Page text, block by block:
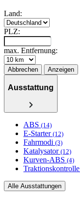
Land:
PLZ:
max. Entfernung:
Abbrechen Anzeigen
Ausstattung
ABS (14)
E-Starter (12)
Fahrmodi (3)
Katalysator (12)
Kurven-ABS (4)
Traktionskontrolle
Alle Ausstattungen